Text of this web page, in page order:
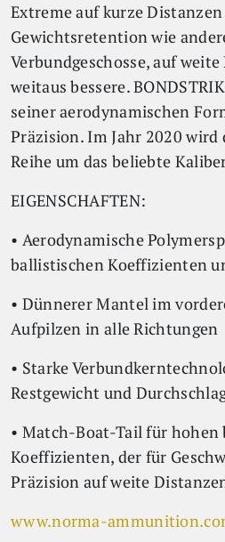
Extreme auf kurze
Gewichtsretention wie
Verbundgeschosse, auf
weitaus bessere.
seiner aerodynamischen
Präzision. Im Jahr 2020 wird
Reihe um das beliebte
EIGENSCHAFTEN:
• Aerodynamische
ballistischen Koeffizienten
• Dünnerer Mantel im
Aufpilzen in alle Richtungen
• Starke
Restgewicht und
• Match-Boat-Tail für
Koeffizienten, der für
Präzision auf weite
www.norma-